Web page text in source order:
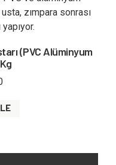
(PVC Alüminyum